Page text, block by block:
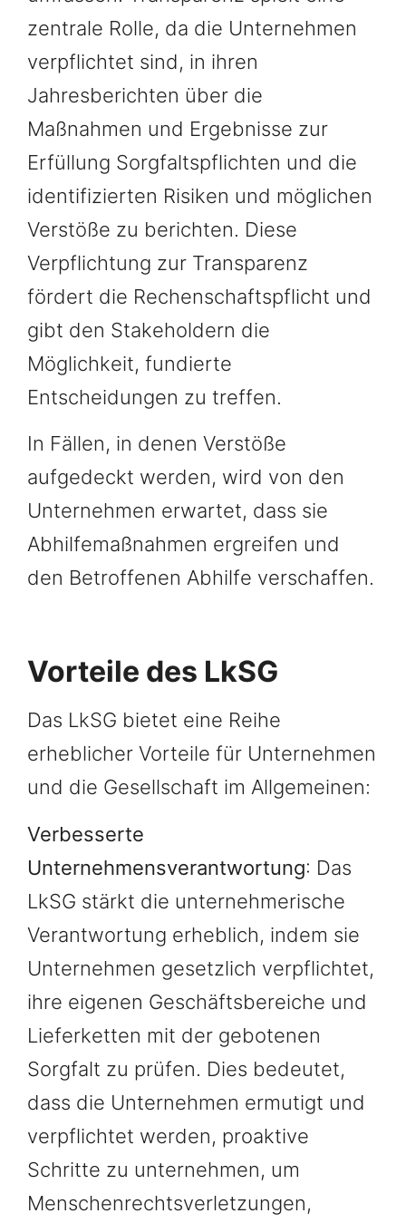
zentrale Rolle, da die Unternehmen
verpflichtet sind, in ihren
Jahresberichten über die
Maßnahmen und Ergebnisse zur
Erfüllung Sorgfaltspflichten und die
identifizierten Risiken und möglichen
Verstöße zu berichten. Diese
Verpflichtung zur Transparenz
fördert die Rechenschaftspflicht und
gibt den Stakeholdern die
Möglichkeit, fundierte
Entscheidungen zu treffen.
In Fällen, in denen Verstöße
aufgedeckt werden, wird von den
Unternehmen erwartet, dass sie
Abhilfemaßnahmen ergreifen und
den Betroffenen Abhilfe verschaffen.
Vorteile des LkSG
Das LkSG bietet eine Reihe
erheblicher Vorteile für Unternehmen
und die Gesellschaft im Allgemeinen:
Verbesserte
Unternehmensverantwortung: Das
LkSG stärkt die unternehmerische
Verantwortung erheblich, indem sie
Unternehmen gesetzlich verpflichtet,
ihre eigenen Geschäftsbereiche und
Lieferketten mit der gebotenen
Sorgfalt zu prüfen. Dies bedeutet,
dass die Unternehmen ermutigt und
verpflichtet werden, proaktive
Schritte zu unternehmen, um
Menschenrechtsverletzungen,